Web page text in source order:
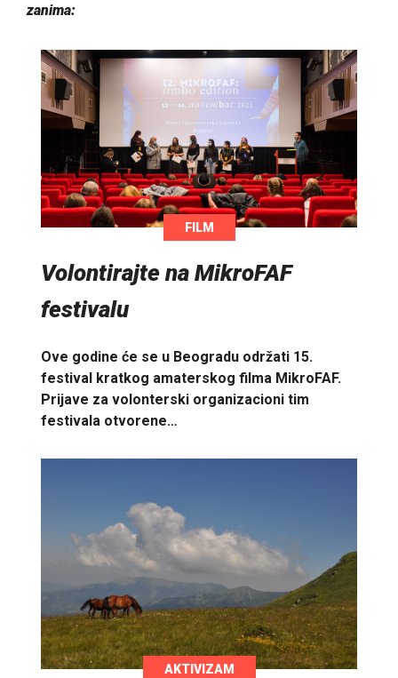
zanima:
FILM
Volontirajte na MikroFAF
festivalu
Ove godine će se u Beogradu održati 15.
festival kratkog amaterskog filma MikroFAF.
Prijave za volonterski organizacioni tim
festivala otvorene…
AKTIVIZAM